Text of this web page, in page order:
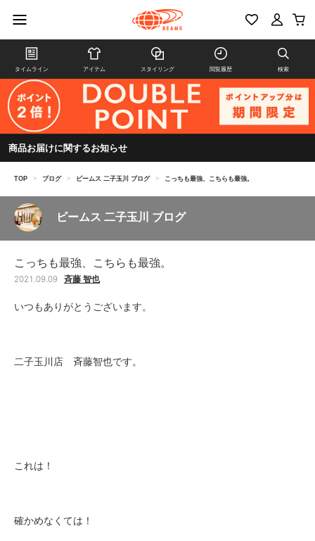
タイムライン アイテム スタイリング 閲覧履歴 検索
商品お届けに関するお知らせ
TOP > ブログ > ビームス 二子玉川 ブログ > こっちも最強、こちらも最強。
ビームス 二子玉川 ブログ
こっちも最強、こちらも最強。
2021.09.09 斉藤 智也
いつもありがとうございます。
二子玉川店 斉藤智也です。
これは！
確かめなくては！